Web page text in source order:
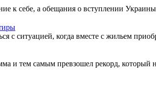
к себе, а обещания о вступлении
с ситуацией, когда вместе с жильем
самым превзошел рекорд, который не